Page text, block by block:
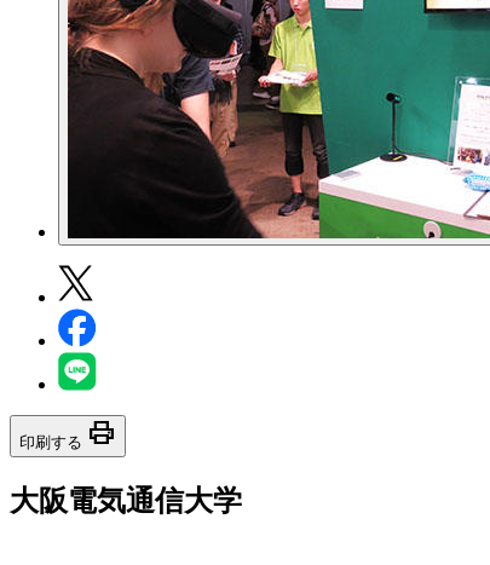
印刷する print
大阪電気通信大学